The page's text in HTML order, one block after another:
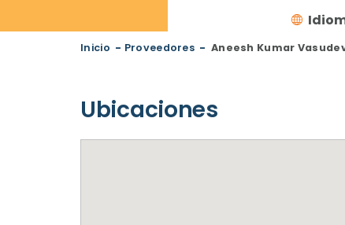
Inicio - Proveedores - Aneesh Kumar
Ubicaciones